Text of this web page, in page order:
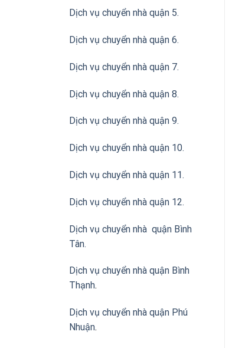
Dịch vụ chuyển nhà quận 5.
Dịch vụ chuyển nhà quận 6.
Dịch vụ chuyển nhà quận 7.
Dịch vụ chuyển nhà quận 8.
Dịch vụ chuyển nhà quận 9.
Dịch vụ chuyển nhà quận 10.
Dịch vụ chuyển nhà quận 11.
Dịch vụ chuyển nhà quận 12.
Dịch vụ chuyển nhà quận Bình
Tân.
Dịch vụ chuyển nhà quận Bình
Thạnh.
Dịch vụ chuyển nhà quận Phú
Nhuận.